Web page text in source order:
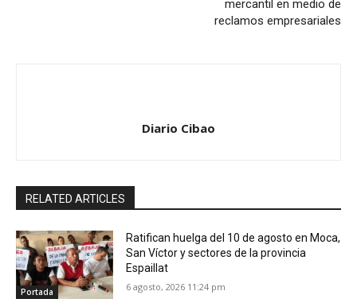
mercantil en medio de
reclamos empresariales
Diario Cibao
RELATED ARTICLES
Portada
Ratifican huelga del 10 de agosto en Moca,
San Víctor y sectores de la provincia
Espaillat
6 agosto, 2026 11:24 pm